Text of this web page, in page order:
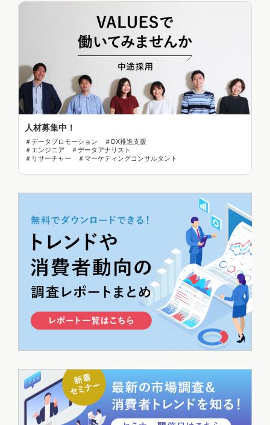
人材募集中！
＃データプロモーション ＃DX推進支援
＃エンジニア ＃データアナリスト
＃リサーチャー ＃マーケティングコンサルタント